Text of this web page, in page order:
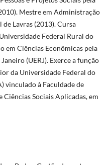
Mestre em Administração
Lavras (2013). Cursa
Federal Rural do
em Ciências Econômicas pela
(UERJ). Exerce a função
da Universidade Federal do
vinculado à Faculdade de
Sociais Aplicadas, em